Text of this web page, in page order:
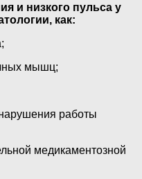
и низкого пульса у
как:
мышц;
работы
медикаментозной